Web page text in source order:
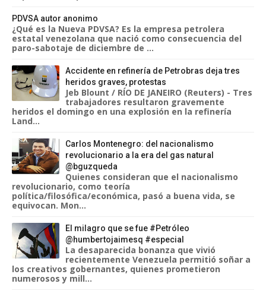
PDVSA autor anonimo
¿Qué es la Nueva PDVSA? Es la empresa petrolera
estatal venezolana que nació como consecuencia del
paro-sabotaje de diciembre de ...
Accidente en refinería de Petrobras deja tres
heridos graves, protestas
Jeb Blount / RÍO DE JANEIRO (Reuters) - Tres
trabajadores resultaron gravemente
heridos el domingo en una explosión en la refinería
Land...
Carlos Montenegro: del nacionalismo
revolucionario a la era del gas natural
@bguzqueda
Quienes consideran que el nacionalismo
revolucionario, como teoría
política/filosófica/económica, pasó a buena vida, se
equivocan. Mon...
El milagro que se fue #Petróleo
@humbertojaimesq #especial
La desaparecida bonanza que vivió
recientemente Venezuela permitió soñar a
los creativos gobernantes, quienes prometieron
numerosos y mill...